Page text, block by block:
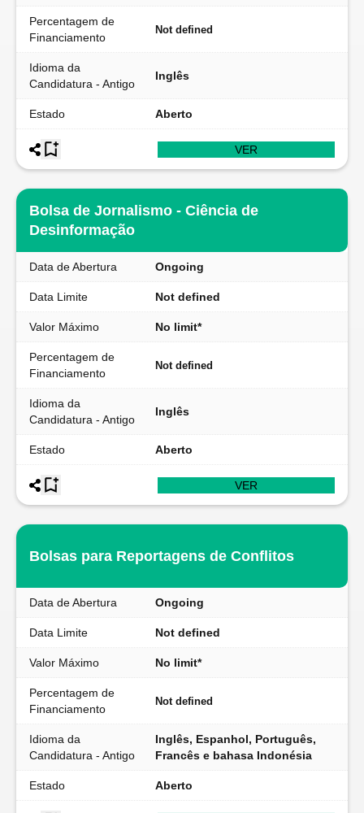
Percentagem de
Financiamento
Not defined
Idioma da
Candidatura - Antigo
Inglês
Estado Aberto
VER
Bolsa de Jornalismo - Ciência de
Desinformação
Data de Abertura Ongoing
Data Limite Not defined
Valor Máximo No limit*
Percentagem de
Financiamento
Not defined
Idioma da
Candidatura - Antigo
Inglês
Estado Aberto
VER
Bolsas para Reportagens de Conflitos
Data de Abertura Ongoing
Data Limite Not defined
Valor Máximo No limit*
Percentagem de
Financiamento
Not defined
Idioma da
Candidatura - Antigo
Inglês, Espanhol, Português,
Francês e bahasa Indonésia
Estado Aberto